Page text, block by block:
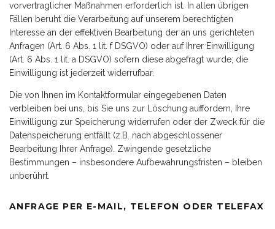
vorvertraglicher Maßnahmen erforderlich ist. In allen übrigen
Fällen beruht die Verarbeitung auf unserem berechtigten
Interesse an der effektiven Bearbeitung der an uns gerichteten
Anfragen (Art. 6 Abs. 1 lit. f DSGVO) oder auf Ihrer Einwilligung
(Art. 6 Abs. 1 lit. a DSGVO) sofern diese abgefragt wurde; die
Einwilligung ist jederzeit widerrufbar.
Die von Ihnen im Kontaktformular eingegebenen Daten
verbleiben bei uns, bis Sie uns zur Löschung auffordern, Ihre
Einwilligung zur Speicherung widerrufen oder der Zweck für die
Datenspeicherung entfällt (z.B. nach abgeschlossener
Bearbeitung Ihrer Anfrage). Zwingende gesetzliche
Bestimmungen – insbesondere Aufbewahrungsfristen – bleiben
unberührt.
ANFRAGE PER E-MAIL, TELEFON ODER TELEFAX